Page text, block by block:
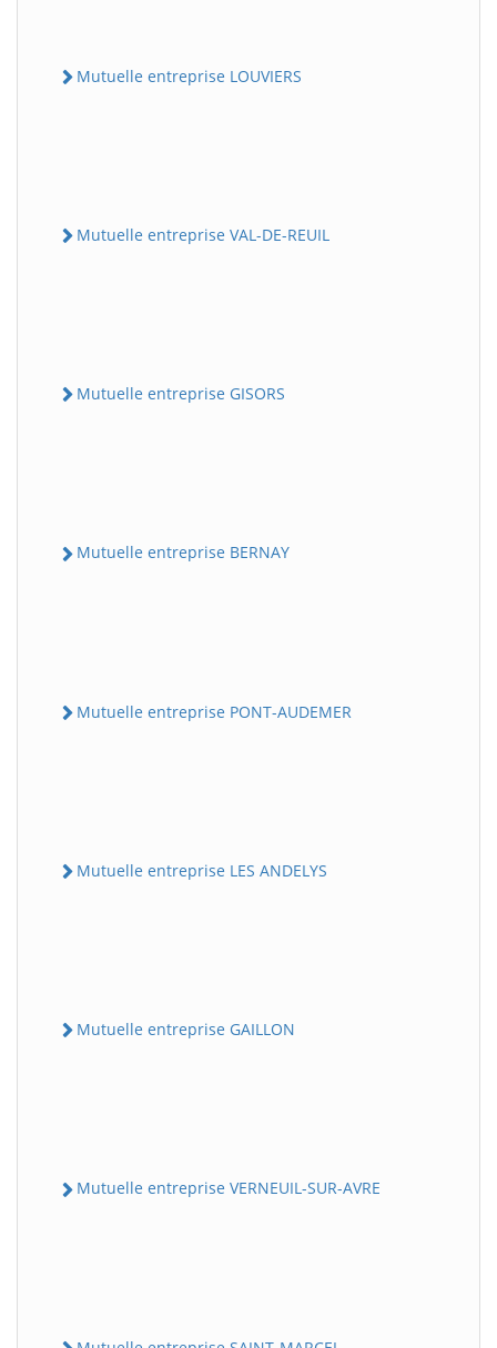
Mutuelle entreprise LOUVIERS
Mutuelle entreprise VAL-DE-REUIL
Mutuelle entreprise GISORS
Mutuelle entreprise BERNAY
Mutuelle entreprise PONT-AUDEMER
Mutuelle entreprise LES ANDELYS
Mutuelle entreprise GAILLON
Mutuelle entreprise VERNEUIL-SUR-AVRE